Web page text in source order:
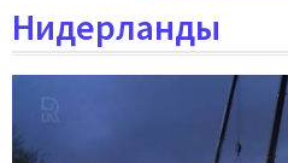
Нидерланды